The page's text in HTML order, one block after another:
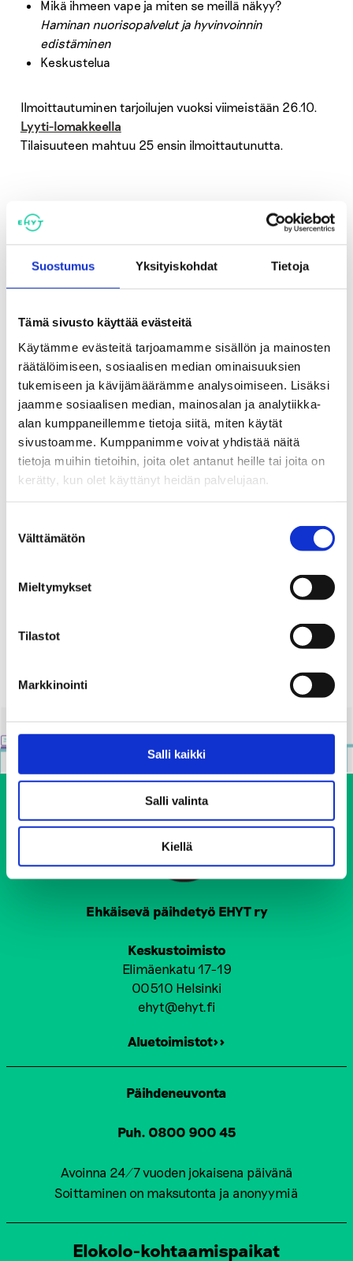
Suostumus Yksityiskohdat Tietoja
Tämä sivusto käyttää evästeitä
Käytämme evästeitä tarjoamamme sisällön ja mainosten
räätälöimiseen, sosiaalisen median ominaisuuksien
tukemiseen ja kävijämäärämme analysoimiseen. Lisäksi
jaamme sosiaalisen median, mainosalan ja analytiikka-
alan kumppaneillemme tietoja siitä, miten käytät
sivustoamme. Kumppanimme voivat yhdistää näitä
tietoja muihin tietoihin, joita olet antanut heille tai joita on
kerätty, kun olet käyttänyt heidän palvelujaan.
valinta
Välttämätön
Mieltymykset
Tilastot
Markkinointi
Salli kaikki
Salli valinta
Kiellä
28.10.
2025
Aika
ti 28.10.2025 17:00
Mikä ihmeen vape ja miten se meillä näkyy?
Haminan nuorisopalvelut ja hyvinvoinnin
edistäminen
Keskustelua
Ilmoittautuminen tarjoilujen vuoksi viimeistään 26.10.
Lyyti-lomakkeella
Tilaisuuteen mahtuu 25 ensin ilmoittautunutta.
heli.vaija@ehyt.fi, p. 044 510 0228
jenny.amperla@hamina.fi, p. 040 590 0602
mia.iivonen@hamina.fi, p. 040 526 2165
Ehkäisevä päihdetyö EHYT ry
Keskustoimisto
Elimäenkatu 17-19
00510 Helsinki
ehyt@ehyt.fi
Aluetoimistot>>
Päihdeneuvonta
Puh. 0800 900 45
Avoinna 24/7 vuoden jokaisena päivänä
Soittaminen on maksutonta ja anonyymiä
Elokolo-kohtaamispaikat